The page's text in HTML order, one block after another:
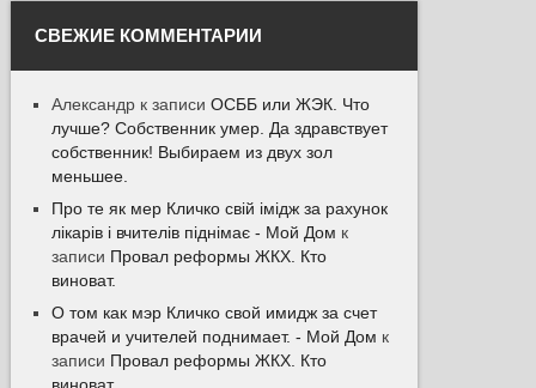
СВЕЖИЕ КОММЕНТАРИИ
Александрк записи ОСББ или ЖЭК. Что
лучше? Собственник умер. Да здравствует
собственник! Выбираем из двух зол
меньшее.
Про те як мер Кличко свій імідж за рахунок
лікарів і вчителів піднімає - Мой Дом к
записи Провал реформы ЖКХ. Кто
виноват.
О том как мэр Кличко свой имидж за счет
врачей и учителей поднимает. - Мой Дом к
записи Провал реформы ЖКХ. Кто